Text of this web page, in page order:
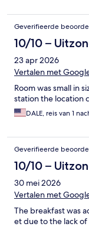
Geverifieerde
10/10 –
23 apr 2026
Vertalen met
Room was small in
station the location
DALE, reis van 1
Geverifieerde
10/10 –
30 mei 2026
Vertalen met
The breakfast was
et due to the lack of